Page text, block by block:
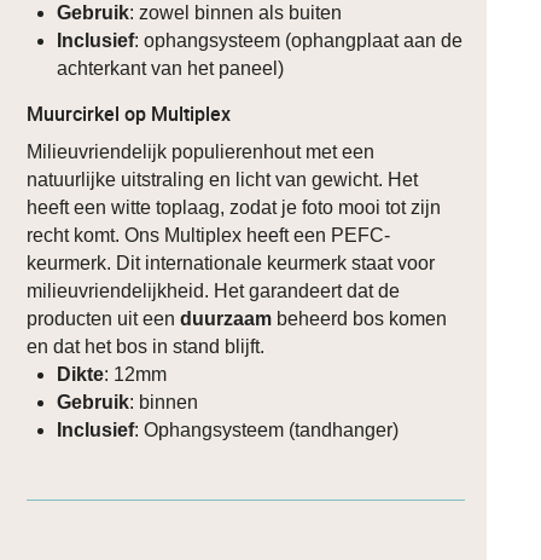
Gebruik: zowel binnen als buiten
Inclusief: ophangsysteem (ophangplaat aan de
achterkant van het paneel)
Muurcirkel op Multiplex
Milieuvriendelijk populierenhout met een
natuurlijke uitstraling en licht van gewicht. Het
heeft een witte toplaag, zodat je foto mooi tot zijn
recht komt. Ons Multiplex heeft een PEFC-
keurmerk. Dit internationale keurmerk staat voor
milieuvriendelijkheid. Het garandeert dat de
producten uit eenduurzaam beheerd bos komen
en dat het bos in stand blijft.
Dikte: 12mm
Gebruik: binnen
Inclusief: Ophangsysteem (tandhanger)